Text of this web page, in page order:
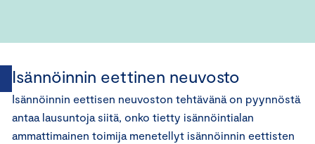
Isännöinnin eettinen neuvosto
Isännöinnin eettisen neuvoston tehtävänä on pyynnöstä
antaa lausuntoja siitä, onko tietty isännöintialan
ammattimainen toimija menetellyt isännöinnin eettisten